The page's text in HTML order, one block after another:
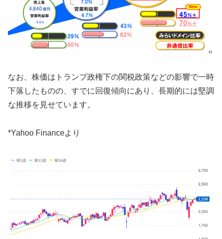
なお、株価はトランプ政権下の関税政策などの影響で一時
下落したものの、すでに回復傾向にあり、長期的には堅調
な推移を見せています。
*Yahoo Financeより